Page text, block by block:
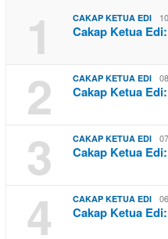
1 CAKAP KETUA EDI
Cakap Ketua
2 CAKAP KETUA EDI
Cakap Ketua
3 CAKAP KETUA EDI
Cakap Ketua
4 CAKAP KETUA EDI
Cakap Ketua